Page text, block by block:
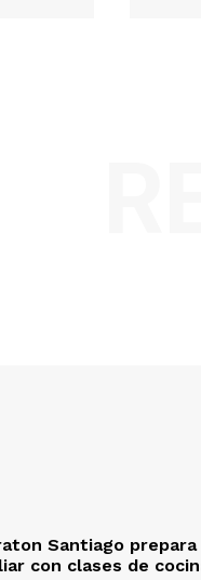
Santiago prepara
con clases de